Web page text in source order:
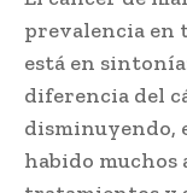
prevalencia en
está en
diferencia del
disminuyendo,
habido muchos